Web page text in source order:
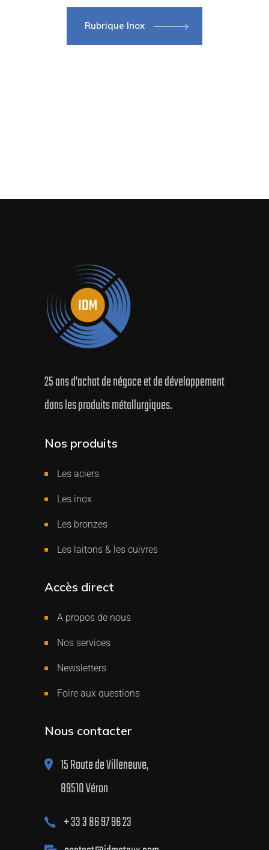
Rubrique Inox
25 ans d’achat de négoce et de développement
dans les produits métallurgiques.
Nos produits
Les aciers
Les inox
Les bronzes
Les laitons & les cuivres
Accès direct
A propos de nous
Nos services
Newsletters
Foire aux questions
Nous contacter
15 Route de Villeneuve,
89510 Véron
+ 33 3 86 97 96 23